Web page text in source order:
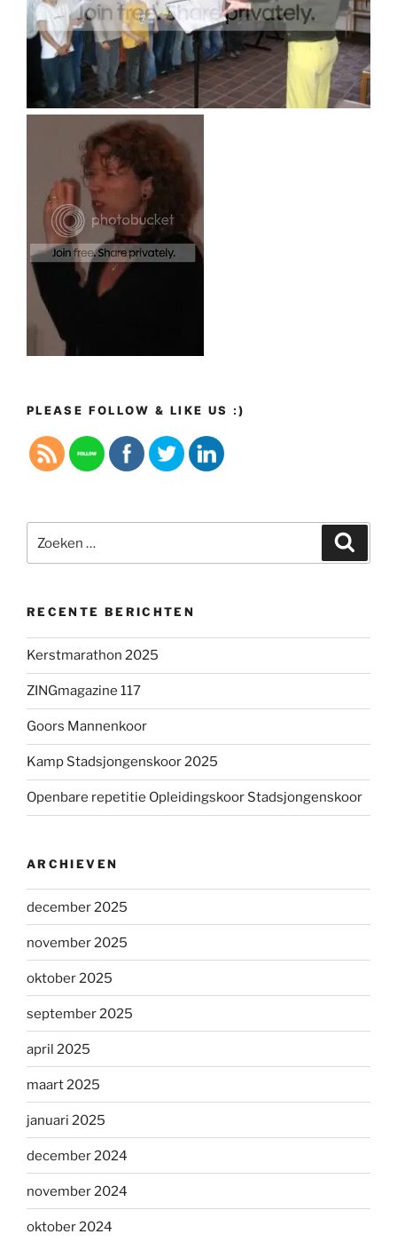
PLEASE FOLLOW & LIKE US :)
naar:
RECENTE BERICHTEN
Kerstmarathon 2025
ZINGmagazine 117
Goors Mannenkoor
Kamp Stadsjongenskoor 2025
Openbare repetitie Opleidingskoor Stadsjongenskoor
ARCHIEVEN
december 2025
november 2025
oktober 2025
september 2025
april 2025
maart 2025
januari 2025
december 2024
november 2024
oktober 2024